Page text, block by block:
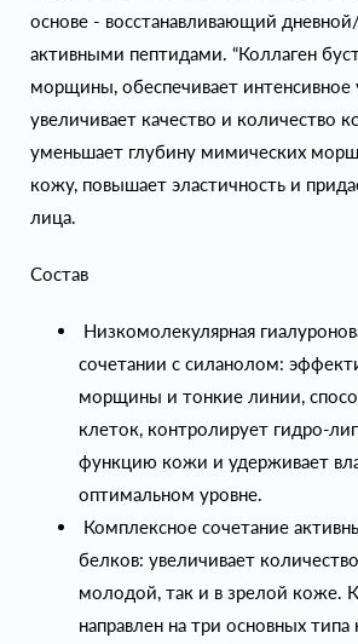
основе - восстанавливающий
активными пептидами. “Коллаген
морщины, обеспечивает интенсивное
увеличивает качество и количество
уменьшает глубину мимических
кожу, повышает эластичность и
лица.
Состав
Низкомолекулярная
сочетании с силанолом:
морщины и тонкие линии,
клеток, контролирует гидро-
функцию кожи и удерживает
оптимальном уровне.
Комплексное сочетание
белков: увеличивает
молодой, так и в зрелой коже.
направлен на три основных типа